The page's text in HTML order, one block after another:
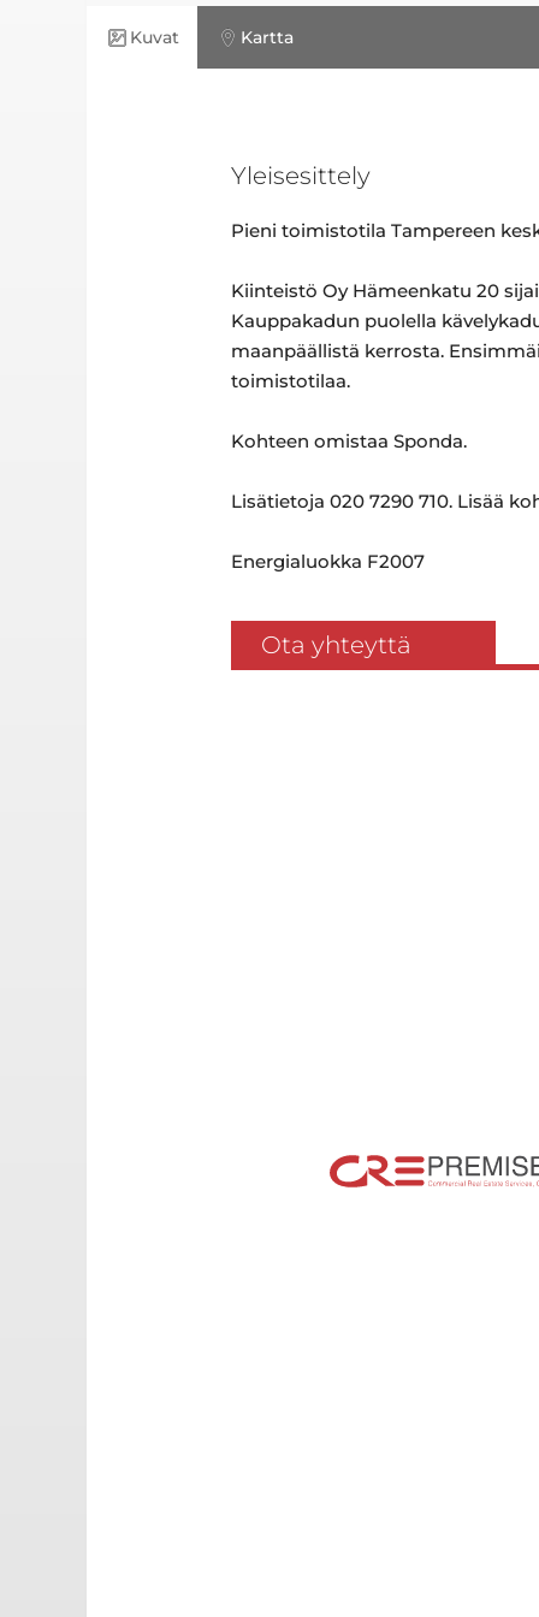
Kuvat Kartta
Yleisesittely
Pieni toimistotila Tampereen
Kiinteistö Oy Hämeenkatu 20
Kauppakadun puolella
maanpäällistä kerrosta.
toimistotilaa.
Kohteen omistaa Sponda.
Lisätietoja 020 7290 710. Lisää
Energialuokka F2007
Ota yhteyttä